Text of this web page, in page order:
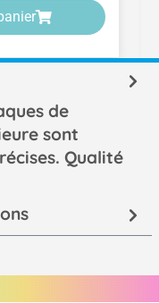
de
sont
Qualité